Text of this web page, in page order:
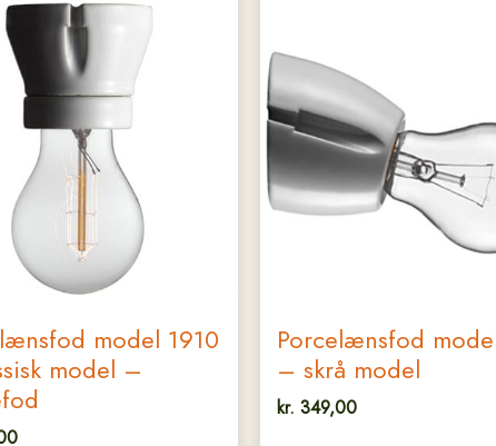
model 1910
model –
Porcelænsfod
– skrå model
kr. 349,00